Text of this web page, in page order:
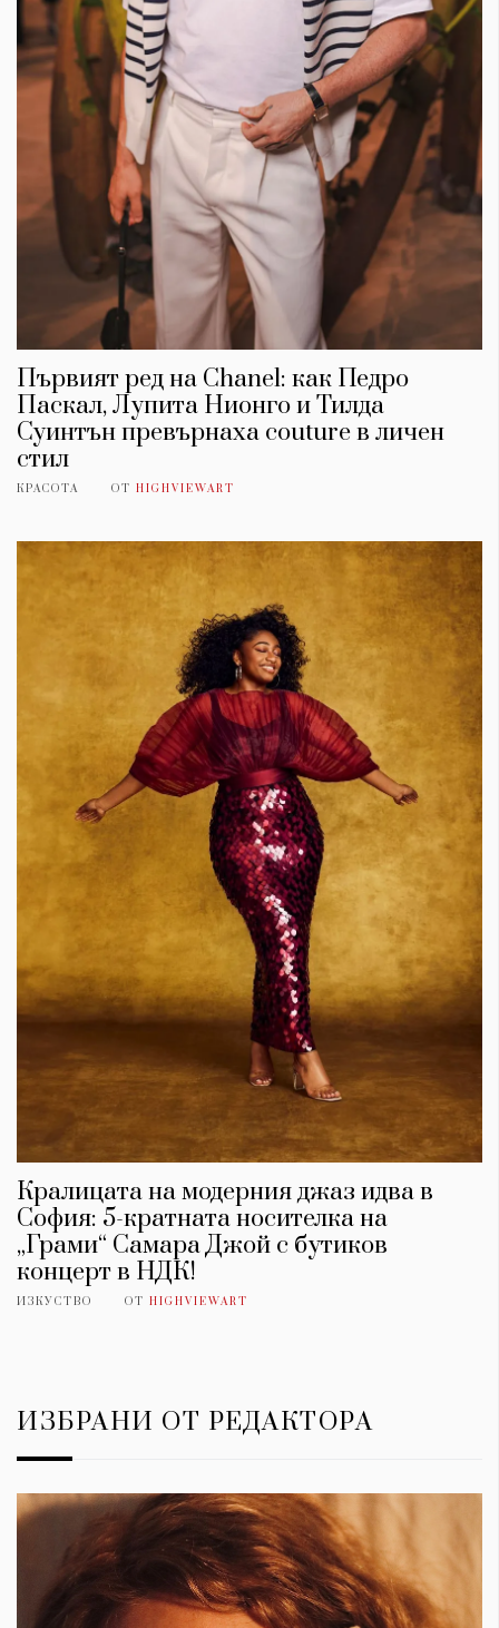
Първият ред на Chanel: как Педро
Паскал, Лупита Нионго и Тилда
Суинтън превърнаха couture в личен
стил
КРАСОТА ОТ HIGHVIEWART
Кралицата на модерния джаз идва в
София: 5-кратната носителка на
„Грами“ Самара Джой с бутиков
концерт в НДК!
ИЗКУСТВО ОТ HIGHVIEWART
ИЗБРАНИ ОТ РЕДАКТОРА